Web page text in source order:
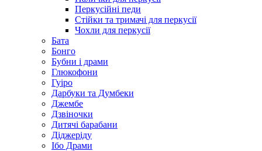
Перкусійні педи
Стійки та тримачі для перкусії
Чохли для перкусії
Бата
Бонго
Бубни і драми
Глюкофони
Гуіро
Дарбуки та Думбеки
Джембе
Дзвіночки
Дитячі барабани
Діджеріду
Ібо Драми